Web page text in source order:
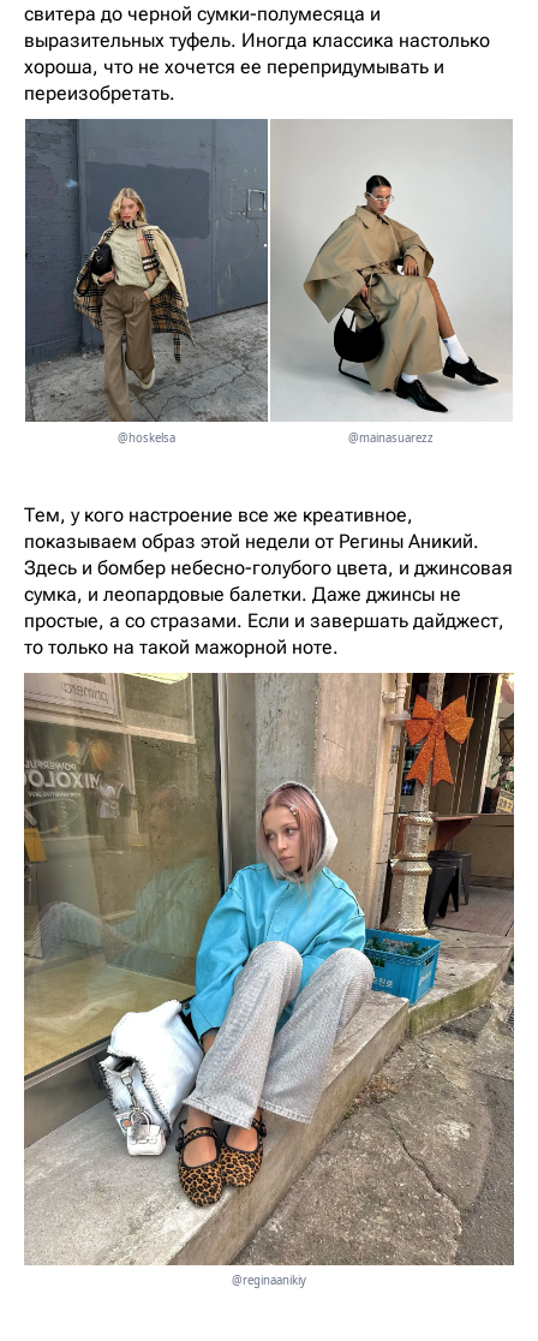
свитера до черной сумки-полумесяца и
выразительных туфель. Иногда классика настолько
хороша, что не хочется ее перепридумывать и
переизобретать.
@hoskelsa @mainasuarezz
Тем, у кого настроение все же креативное,
показываем образ этой недели от Регины Аникий.
Здесь и бомбер небесно-голубого цвета, и джинсовая
сумка, и леопардовые балетки. Даже джинсы не
простые, а со стразами. Если и завершать дайджест,
то только на такой мажорной ноте.
@reginaanikiy